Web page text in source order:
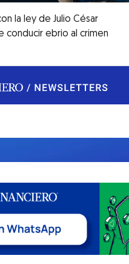
la ley de Julio César
conducir ebrio al crimen